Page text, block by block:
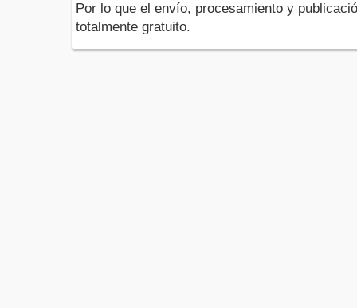
Por lo que el envío, procesamiento y
totalmente gratuito.